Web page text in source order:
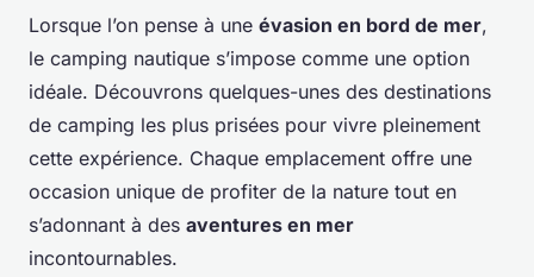
Lorsque l’on pense à une évasion en bord de mer,
le camping nautique s’impose comme une option
idéale. Découvrons quelques-unes des destinations
de camping les plus prisées pour vivre pleinement
cette expérience. Chaque emplacement offre une
occasion unique de profiter de la nature tout en
s’adonnant à des aventures en mer
incontournables.